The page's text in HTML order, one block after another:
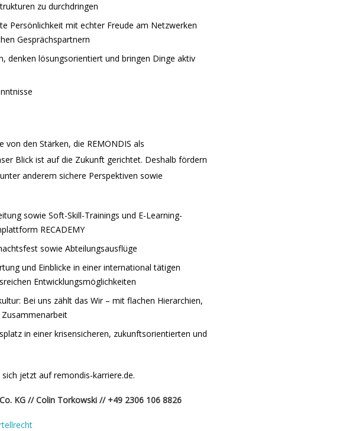
zu durchdringen
Persönlichkeit mit echter Freude am Netzwerken
Gesprächspartnern
denken lösungsorientiert und bringen Dinge aktiv
von den Stärken, die REMONDIS als
Blick ist auf die Zukunft gerichtet. Deshalb fördern
anderem sichere Perspektiven sowie
sowie Soft-Skill-Trainings und E-Learning-
RECADEMY
sowie Abteilungsausflüge
und Einblicke in einer international tätigen
Entwicklungsmöglichkeiten
Bei uns zählt das Wir – mit flachen Hierarchien,
in einer krisensicheren, zukunftsorientierten und
sich jetzt auf remondis-karriere.de.
KG // Colin Torkowski // +49 2306 106 8826